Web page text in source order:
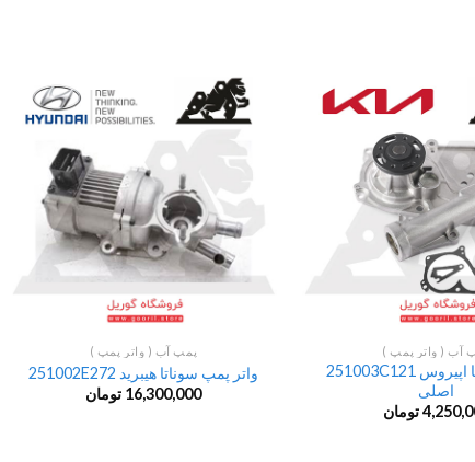
آب ( واتر پمپ )
واتر پمپ کیا اپیروس 251003C121
اصلی
تومان
پمپ آب ( واتر پمپ )
واتر پمپ سوناتا هیبرید 251002E272
16,300,000 تومان